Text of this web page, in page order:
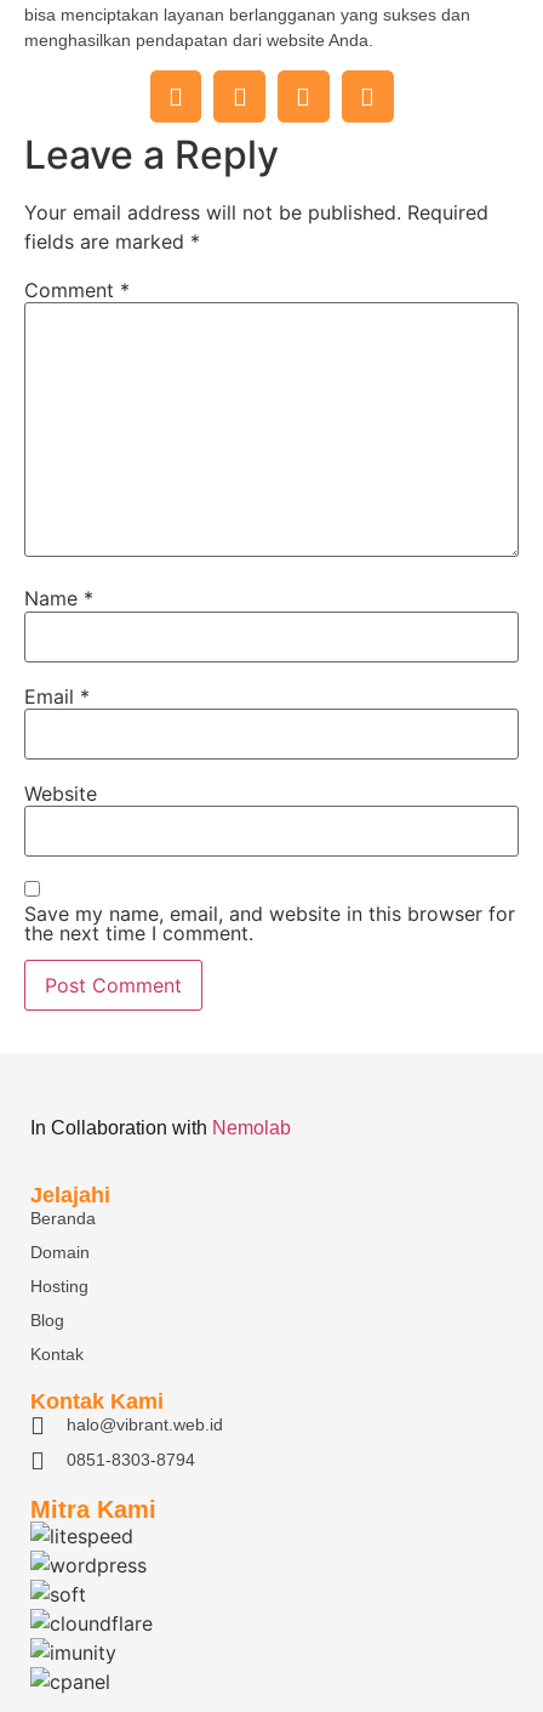
bisa menciptakan layanan berlangganan yang sukses dan
menghasilkan pendapatan dari website Anda.
Leave a Reply
Your email address will not be published. Required
fields are marked *
Comment *
Name *
Email *
Website
Save my name, email, and website in this browser for
the next time I comment.
In Collaboration with Nemolab
Jelajahi
Beranda
Domain
Hosting
Blog
Kontak
Kontak Kami
halo@vibrant.web.id
0851-8303-8794
Mitra Kami